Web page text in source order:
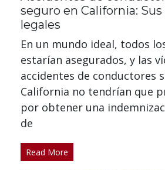
seguro en California:
legales
En un mundo ideal, todos
estarían asegurados, y las
accidentes de conductores
California no tendrían que
por obtener una
de
Read More